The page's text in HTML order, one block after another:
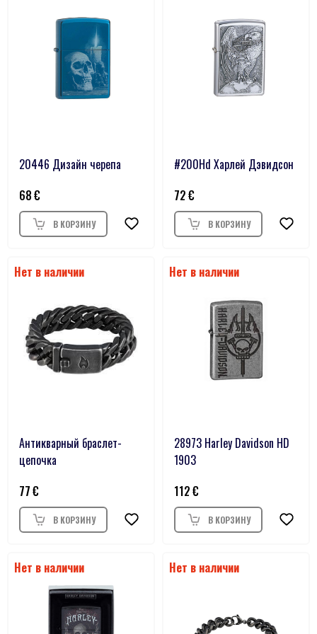
20446 Дизайн черепа
68
#200Hd Харлей Дэвидсон
72
Антикварный браслет-
цепочка
77
28973 Harley Davidson HD
1903
112